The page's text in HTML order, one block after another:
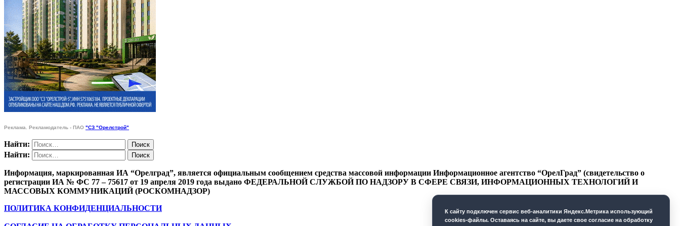
Реклама. Рекламодатель - ПАО "СЗ "Орелстрой"
Найти:
Найти:
Информация, маркированная ИА “Орелград”, является официальным сообщением средства массовой информации Информационное агентство “ОрелГрад” (свидетельство о
регистрации ИА № ФС 77 – 75617 от 19 апреля 2019 года выдано ФЕДЕРАЛЬНОЙ СЛУЖБОЙ ПО НАДЗОРУ В СФЕРЕ СВЯЗИ, ИНФОРМАЦИОННЫХ ТЕХНОЛОГИЙ И
МАССОВЫХ КОММУНИКАЦИЙ (РОСКОМНАДЗОР)
ПОЛИТИКА КОНФИДЕНЦИАЛЬНОСТИ
К cайту подключен сервис веб-аналитики Яндекс.Метрика использующий
cookies-файлы. Оставаясь на сайте, вы даете свое согласие на обработку